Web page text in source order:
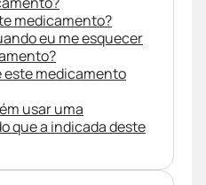
medicamento?
eu me esquecer
este medicamento
usar uma
que a indicada deste